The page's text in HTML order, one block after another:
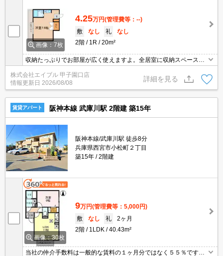
画像：7枚
4.25万円(管理費等：--)
敷
なし 礼
なし
2階
1R 20m²
収納たっぷりでお部屋が広く使えますよ。全居室に収納スペースあ
り。初期費用も家賃も抑えたいあなたにオススメ。広さ良し!家賃良
し!周辺環境良し!。この間取りでこのお家賃ってうれしいですね。
株式会社エイブル 甲子園口店
情報更新日 2026/08/08
詳細を見る
賃貸アパート 阪神本線 武庫川駅 2階建 築15年
阪神本線/武庫川駅 徒歩8分
兵庫県西宮市小松町２丁目
築15年
2階建
画像：30枚
9万円(管理費等：5,000円)
敷
なし 礼
2ヶ月
2階
1LDK 40.43m²
当社の仲介手数料は一般的な賃料の１ヶ月分ではなく５５％です。